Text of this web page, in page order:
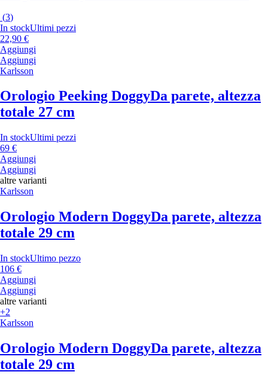
(3)
In stockUltimi pezzi
22,90 €
Aggiungi
Aggiungi
Karlsson
Orologio Peeking DoggyDa parete, altezza
totale 27 cm
In stockUltimi pezzi
69 €
Aggiungi
Aggiungi
altre varianti
Karlsson
Orologio Modern DoggyDa parete, altezza
totale 29 cm
In stockUltimo pezzo
106 €
Aggiungi
Aggiungi
altre varianti
+2
Karlsson
Orologio Modern DoggyDa parete, altezza
totale 29 cm